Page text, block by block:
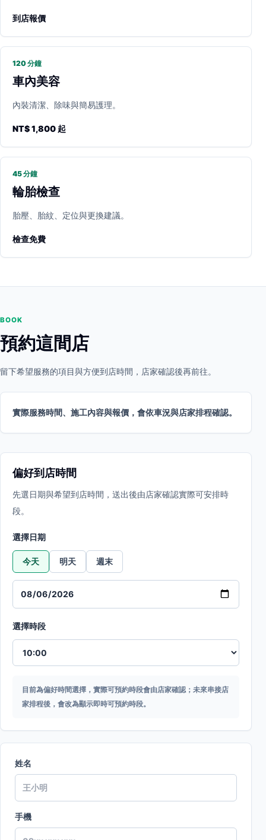
到店報價
120 分鐘
車內美容
內裝清潔、除味與簡易護理。
NT$ 1,800 起
45 分鐘
輪胎檢查
胎壓、胎紋、定位與更換建議。
檢查免費
BOOK
預約這間店
留下希望服務的項目與方便到店時間，店家確認後再前往。
實際服務時間、施工內容與報價，會依車況與店家排程確認。
偏好到店時間
先選日期與希望到店時間，送出後由店家確認實際可安排時
段。
選擇日期
今天 明天 週末
選擇時段
目前為偏好時間選擇，實際可預約時段會由店家確認；未來串接店
家排程後，會改為顯示即時可預約時段。
姓名
手機